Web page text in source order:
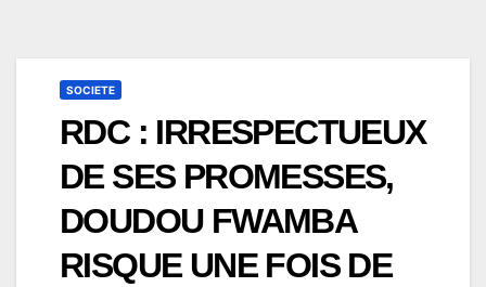
SOCIETE
RDC : IRRESPECTUEUX
DE SES PROMESSES,
DOUDOU FWAMBA
RISQUE UNE FOIS DE